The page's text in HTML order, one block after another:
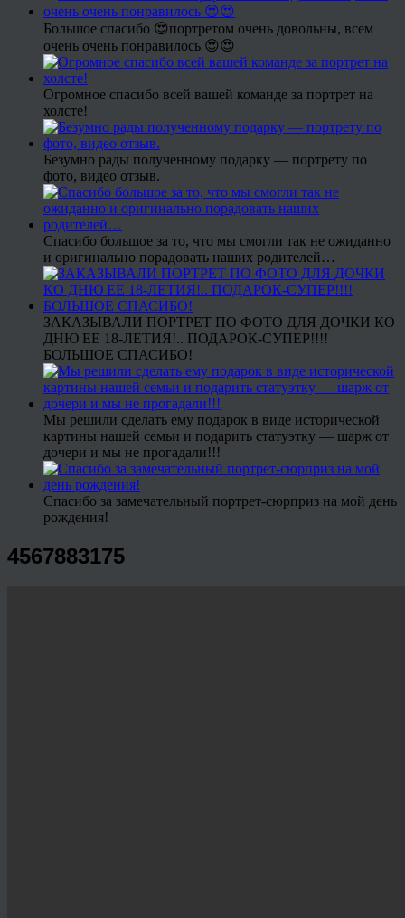
Большое спасибо 😍портретом очень довольны, всем
очень очень понравилось 😍😍
Огромное спасибо всей вашей команде за портрет на
холсте!
Безумно рады полученному подарку — портрету по
фото, видео отзыв.
Спасибо большое за то, что мы смогли так не ожиданно
и оригинально порадовать наших родителей…
ЗАКАЗЫВАЛИ ПОРТРЕТ ПО ФОТО ДЛЯ ДОЧКИ КО
ДНЮ ЕЕ 18-ЛЕТИЯ!.. ПОДАРОК-СУПЕР!!!!
БОЛЬШОЕ СПАСИБО!
Мы решили сделать ему подарок в виде исторической
картины нашей семьи и подарить статуэтку — шарж от
дочери и мы не прогадали!!!
Спасибо за замечательный портрет-сюрприз на мой день
рождения!
4567883175